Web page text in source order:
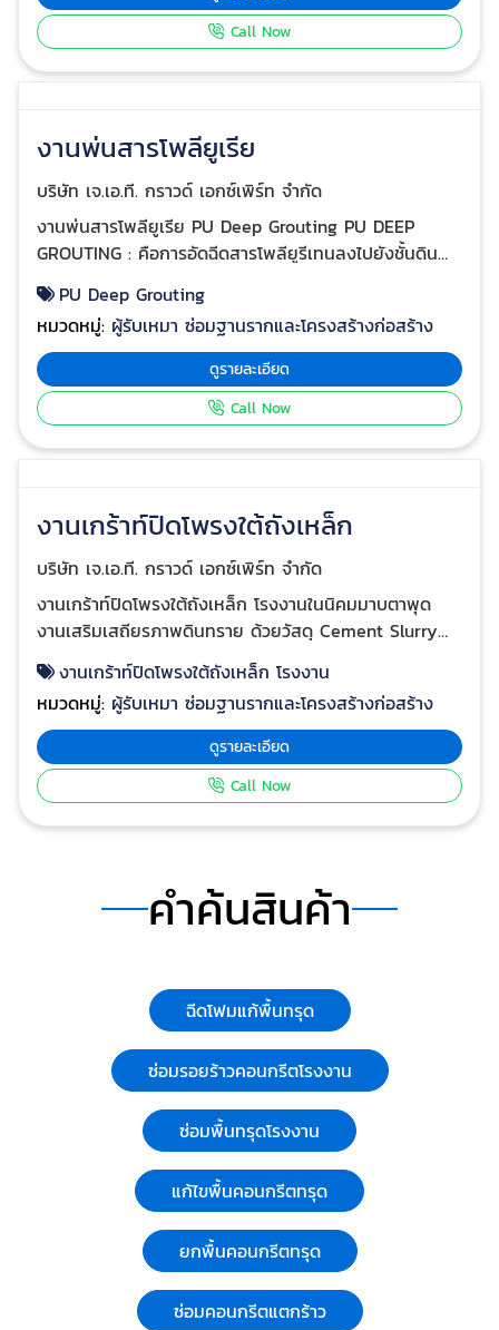
งานเกร้าท์ปิดโพรงใต้ฐานเครื่องจักร งานเกร้าท์ปิดโพรง
โรงงาน ชลบุรี งานเกร้าท์ปิดโพรงโกดัง ชลบุรี งานซ่อมพื้น
ด้วยระบบอิพ็อกซี่เซลเลเวลลิ่ง Epoxy self leveling
ซ์เพิร์ท จำกัด ประสบการณ์ในการซ่อมปรับประดับพื้นทั้งใน
และต่างประเทศมากกว่า 10 ปี ตรวจวิเคราะห์สาเหตุพื้นทรุด
แบบครบวงจร โดยช่างผู้ชำนาญการมีเครื่องมือเฉพาะด้าน
รวมถึงวัสดุและเคมี มีวิศวกรวิศวกรรมโยธา ดูแลควบคุม
งานตั้งแต่เริ่มต้นจนจบเคสอย่างรวดเร็ว มีการบริหารจัดการ
งานซ่อมอย่างเป็นระบบสอดคล้องกับระเบียบเงื่อนไขของ
แต่ละสถานที่โดยรบกวนเวลาและพื้นที่สัญจรน้อยที่สุด แก้
ปัญหาจบไม่ยืดเยื้อเรื้อรัง แก้ปัญหาได้อย่างถาวรใช้งานหรือ
อยู่อาศัยได้อย่างปลอดภัยและสบายใจ พร้อมรับประกัน
คุณภาพงานทุกเคส
ดูรายละเอียด
Call Now
ปรับระดับพื้นคอนกรีต โรงงานชลบุรี
บริษัท เจ.เอ.ที. กราวด์ เอกซ์เพิร์ท จำกัด
ปรับระดับพื้นคอนกรีต โรงงานชลบุรี งานยกปรับระดับพื้น
เครื่องจักรโรงงานผลิตโครงสร้างคอนกรีต
สำเร็จรูป ชลบุรี งานยกปรับระดับพื้นคอนกรีต บริษัท J.A.T.
งานยกปรับระดับพื้นคอนกรีต
ผู้รับเหมา ซ่อมฐานรากและโครงสร้างก่อสร้าง
Call Now
งานเกร้าท์ติ้งเพื่ออุดช่องว่างพื้น
โรงงานชลบุรี
บริษัท เจ.เอ.ที. กราวด์ เอกซ์เพิร์ท จำกัด
งานเกร้าท์ติ้งเพื่ออุดช่องว่างพื้นโรงงานชลบุรี งานเกร้าท์ติ้ง
เพื่ออุดช่องว่างพื้นโรงงาน ระยอง งานเกร้าท์ติ้งเพื่ออุดช่อง
ว่างพื้นโรงงาน ต้องเลือก บริษัท J.A.T. GROUND
EXPERT เป็นบริษัทที่ดำเนินธุรกิจเกี่ยวกับการปรับปรุง
สภาพดิน (Soil Improvement) แก้ไขปัญหาการทรุดตัว
งานเกร้าท์ติ้งเพื่ออุดช่องว่างพื้นโรงงาน ระยอง
ผู้รับเหมา ซ่อมฐานรากและโครงสร้างก่อสร้าง